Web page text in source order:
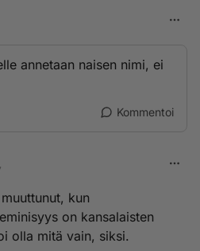
annetaan naisen nimi, ei
Kommentoi
kun
on kansalaisten
olla mitä vain, siksi.